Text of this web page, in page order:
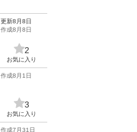
更新8月8日
作成8月8日
2
お気に入り
作成8月1日
3
お気に入り
作成7月31日